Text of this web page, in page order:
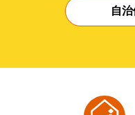
自